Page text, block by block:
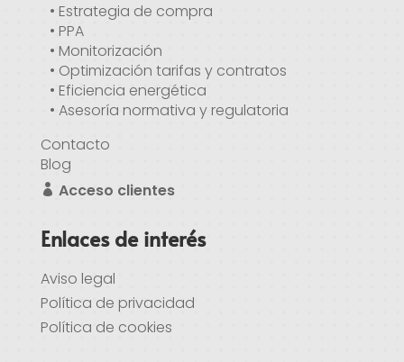
• Estrategia de compra
• PPA
• Monitorización
• Optimización tarifas y contratos
• Eficiencia energética
• Asesoría normativa y regulatoria
Contacto
Blog
Acceso clientes
Enlaces de interés
Aviso legal
Política de privacidad
Política de cookies